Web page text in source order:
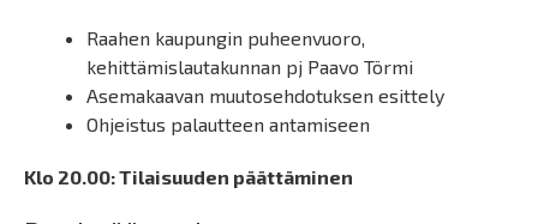
Raahen kaupungin puheenvuoro,
kehittämislautakunnan pj Paavo Törmi
Asemakaavan muutosehdotuksen esittely
Ohjeistus palautteen antamiseen
Klo 20.00: Tilaisuuden päättäminen